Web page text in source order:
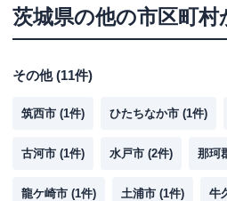
茨城県の他の市区町村
その他(11件)
筑西市 (1件) ひたちなか市 (1件)
古河市 (1件) 水戸市 (2件) 那珂
龍ケ崎市 (1件) 土浦市 (1件) 牛